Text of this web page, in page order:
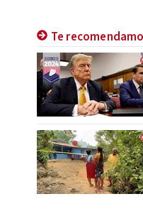
Te